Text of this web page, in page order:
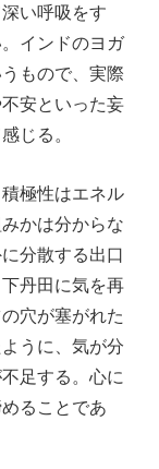
い呼吸をす
インドのヨガ
もので、実際
安といった妄
じる。
極性はエネル
かは分からな
分散する出口
丹田に気を再
穴が塞がれた
うに、気が分
足する。心に
ることであ